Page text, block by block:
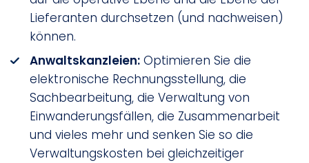
Lieferanten durchsetzen (und nachweisen)
können.
Anwaltskanzleien: Optimieren Sie die
elektronische Rechnungsstellung, die
Sachbearbeitung, die Verwaltung von
Einwanderungsfällen, die Zusammenarbeit
und vieles mehr und senken Sie so die
Verwaltungskosten bei gleichzeitiger